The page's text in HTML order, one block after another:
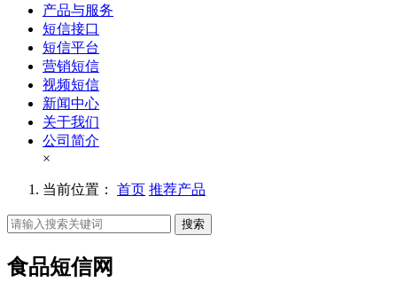
产品与服务
短信接口
短信平台
营销短信
视频短信
新闻中心
关于我们
公司简介
×
当前位置： 首页 推荐产品
搜索
食品短信网